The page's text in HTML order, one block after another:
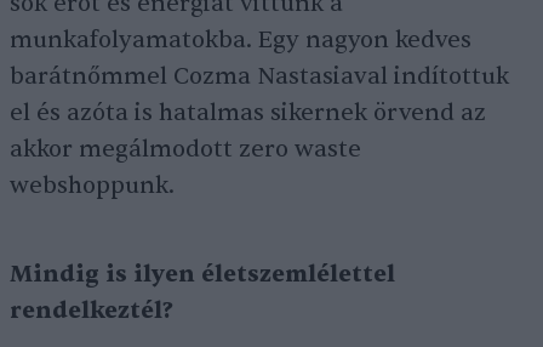
munkafolyamatokba. Egy nagyon kedves
barátnőmmel Cozma Nastasiaval indítottuk
el és azóta is hatalmas sikernek örvend az
akkor megálmodott zero waste
webshoppunk.
Mindig is ilyen életszemlélettel
rendelkeztél?